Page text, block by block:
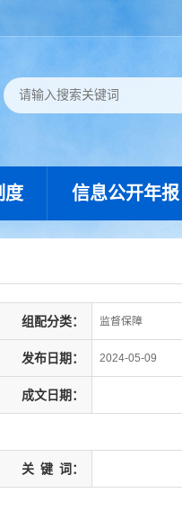
度 信息公开年报
组配分类： 监督保障
发布日期： 2024-05-09
成文日期：
关 键 词：